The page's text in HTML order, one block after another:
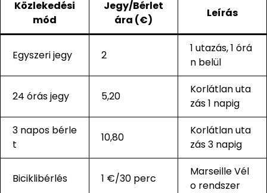
Közlekedési
mód
Jegy/Bérlet
ára (€)
Leírás
Egyszeri jegy 2
1 utazás, 1 órá
n belül
24 órás jegy 5,20
Korlátlan uta
zás 1 napig
3 napos bérle
t
10,80
Korlátlan uta
zás 3 napig
Biciklibérlés 1 €/30 perc
Marseille Vél
o rendszer